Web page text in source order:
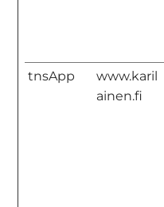
tnsApp
www.karil
ainen.fi